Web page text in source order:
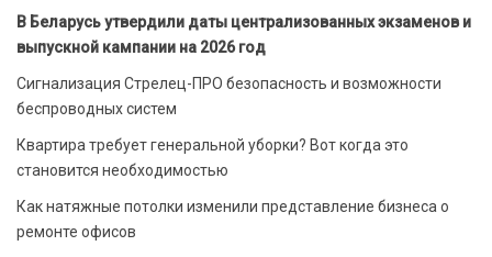
В Беларусь утвердили даты централизованных экзаменов и
выпускной кампании на 2026 год
Сигнализация Стрелец-ПРО безопасность и возможности
беспроводных систем
Квартира требует генеральной уборки? Вот когда это
становится необходимостью
Как натяжные потолки изменили представление бизнеса о
ремонте офисов